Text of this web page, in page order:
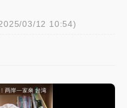
轟3天 「紅到發紫」降
趣」！抽獎程序複雜 觀
03/12 10:54)